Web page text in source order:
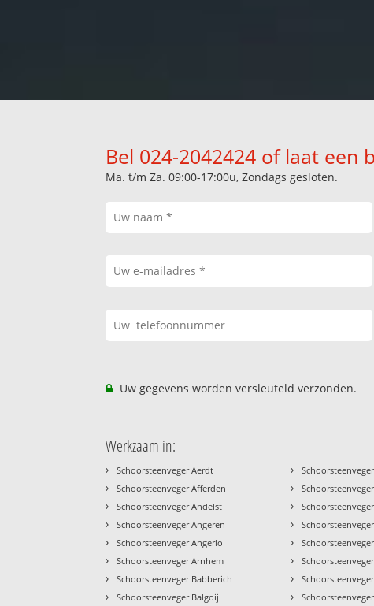
Bel 024-2042424 of laat
Ma. t/m Za. 09:00-17:00u, Zondags gesloten.
Uw gegevens worden versleuteld verzonden.
Werkzaam in:
› Schoorsteenveger Aerdt
› Schoorsteenveger Afferden
› Schoorsteenveger Andelst
› Schoorsteenveger Angeren
› Schoorsteenveger Angerlo
› Schoorsteenveger Arnhem
› Schoorsteenveger Babberich
› Schoorsteenveger Balgoij
›
›
›
›
›
›
›
›